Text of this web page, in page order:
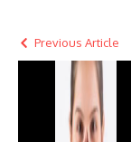
Previous Article